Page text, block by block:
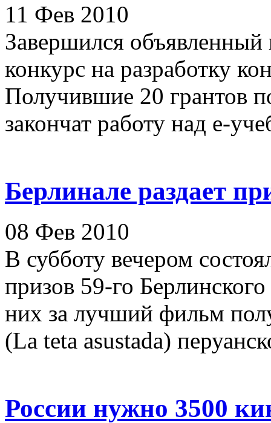
11 Фев 2010
Завершился
конкурс на разработку
Получившие 20 грантов
закончат работу над е-
Берлинале раздает
08 Фев 2010
В субботу вечером
призов 59-го
них за лучший фильм
(La teta asustada)
России нужно 3500